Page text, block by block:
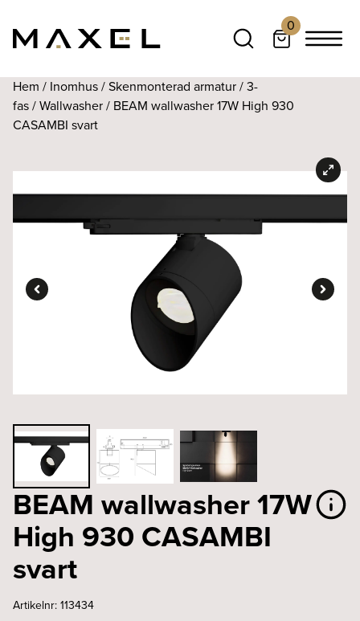
0
Hem / Inomhus/Skenmonterad armatur/3-
fas/Wallwasher/ BEAM wallwasher 17W High 930
CASAMBI svart
BEAM wallwasher 17W
High 930 CASAMBI
svart
Artikelnr:113434